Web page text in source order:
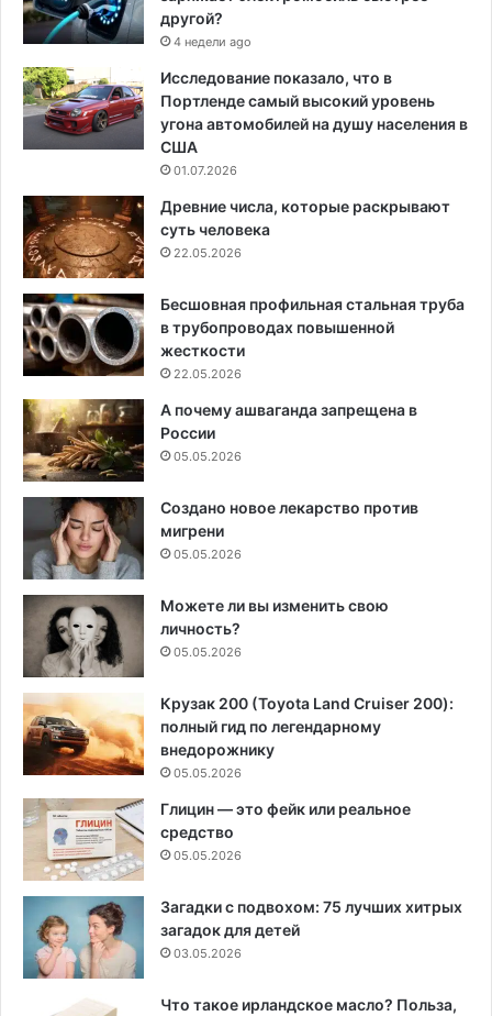
другой?
4 недели ago
Исследование показало, что в
Портленде самый высокий уровень
угона автомобилей на душу населения в
США
01.07.2026
Древние числа, которые раскрывают
суть человека
22.05.2026
Бесшовная профильная стальная труба
в трубопроводах повышенной
жесткости
22.05.2026
А почему ашваганда запрещена в
России
05.05.2026
Создано новое лекарство против
мигрени
05.05.2026
Можете ли вы изменить свою
личность?
05.05.2026
Крузак 200 (Toyota Land Cruiser 200):
полный гид по легендарному
внедорожнику
05.05.2026
Глицин — это фейк или реальное
средство
05.05.2026
Загадки с подвохом: 75 лучших хитрых
загадок для детей
03.05.2026
Что такое ирландское масло? Польза,